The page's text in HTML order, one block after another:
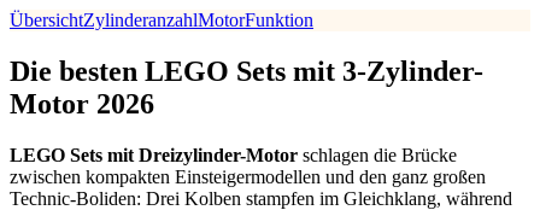
ÜbersichtZylinderanzahlMotorFunktion
Die besten LEGO Sets mit 3-Zylinder-
Motor 2026
LEGO Sets mit Dreizylinder-Motor schlagen die Brücke
zwischen kompakten Einsteiger­modellen und den ganz großen
Technic-Boliden: Drei Kolben stampfen im Gleich­klang, während